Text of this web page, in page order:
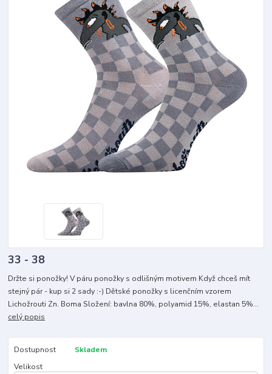
33 - 38
Držte si ponožky! V páru ponožky s odlišným motivem Když chceš mít
stejný pár - kup si 2 sady :-) Dětské ponožky s licenčním vzorem
Lichožrouti Zn. Boma Složení: bavlna 80%, polyamid 15%, elastan 5%...
celý popis
Dostupnost
Skladem
Velikost